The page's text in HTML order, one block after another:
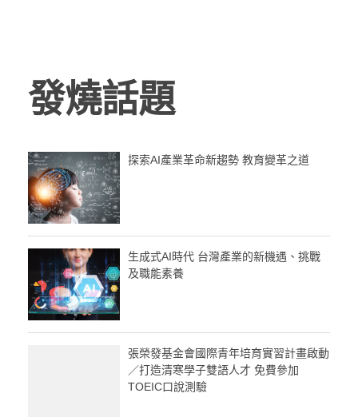
發燒話題
探索AI產業革命新趨勢 教育變革之道
生成式AI時代 台灣產業的新機遇、挑戰
及職能素養
張榮發基金會國際青年培育實習計畫啟動
／打造清寒學子雙語人才 免費參加
TOEIC口說測驗